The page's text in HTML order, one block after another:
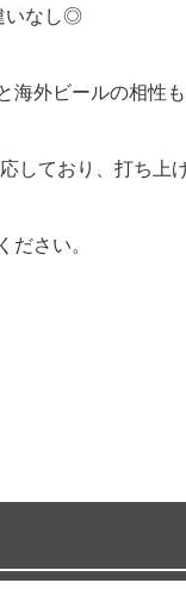
いなし◎
海外ビールの相性
しており、打ち上
さい。